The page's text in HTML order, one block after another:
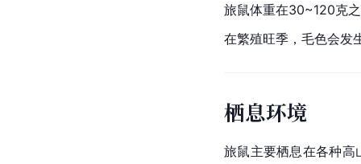
旅鼠体重在30~120克
在繁殖旺季，毛色会发
栖息环境
旅鼠主要栖息在各种